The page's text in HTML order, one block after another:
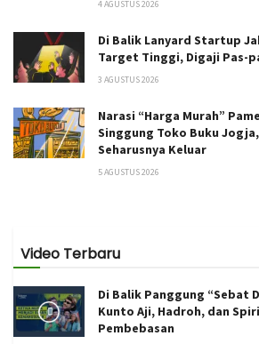
4 AGUSTUS 2026
Di Balik Lanyard Startup
Target Tinggi, Digaji Pas-
3 AGUSTUS 2026
Narasi “Harga Murah”
Singgung Toko Buku
Seharusnya Keluar
5 AGUSTUS 2026
Video Terbaru
Di Balik Panggung “Sebat
Kunto Aji, Hadroh, dan
Pembebasan